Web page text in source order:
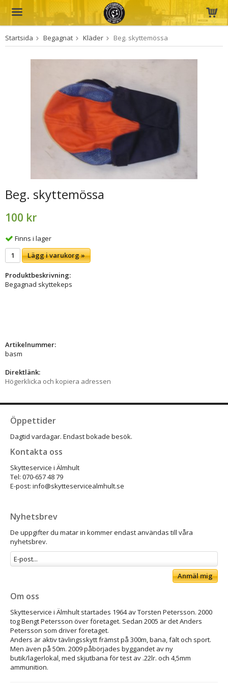
Produkten har blivit tillagd i varukorgen
Startsida Begagnat Kläder Beg. skyttemössa
Beg. skyttemössa
100 kr
Finns i lager
Lägg i varukorg »
Produktbeskrivning:
Begagnad skyttekeps
Artikelnummer:
basm
Direktlänk:
Högerklicka och kopiera adressen
Öppettider
Dagtid vardagar. Endast bokade besök.
Kontakta oss
Skytteservice i Älmhult
Tel: 070-657 48 79
E-post: info@skytteservicealmhult.se
Nyhetsbrev
De uppgifter du matar in kommer endast användas till våra
nyhetsbrev.
Anmäl mig
Om oss
Skytteservice i Älmhult startades 1964 av Torsten Petersson. 2000
tog Bengt Petersson över företaget. Sedan 2005 är det Anders
Petersson som driver företaget.
Anders är aktiv tävlingsskytt främst på 300m, bana, fält och sport.
Men även på 50m. 2009 påbörjades byggandet av ny
butik/lagerlokal, med skjutbana för test av .22lr. och 4,5mm
ammunition.